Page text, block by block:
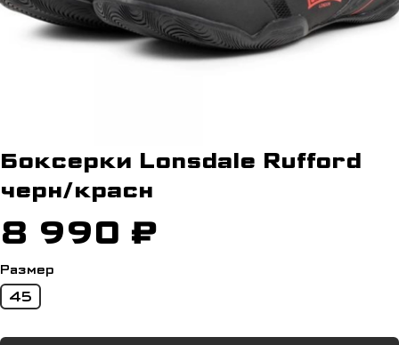
Боксерки Lonsdale Rufford
черн/красн
8 990 ₽
Размер
45